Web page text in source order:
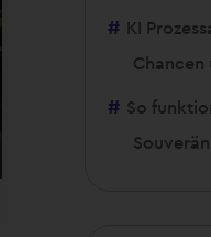
KI
Chancen
So